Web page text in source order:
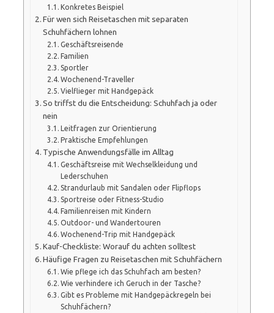
Konkretes Beispiel
Für wen sich Reisetaschen mit separaten
Schuhfächern lohnen
Geschäftsreisende
Familien
Sportler
Wochenend-Traveller
Vielflieger mit Handgepäck
So triffst du die Entscheidung: Schuhfach ja oder
nein
Leitfragen zur Orientierung
Praktische Empfehlungen
Typische Anwendungsfälle im Alltag
Geschäftsreise mit Wechselkleidung und
Lederschuhen
Strandurlaub mit Sandalen oder Flipflops
Sportreise oder Fitness-Studio
Familienreisen mit Kindern
Outdoor- und Wandertouren
Wochenend-Trip mit Handgepäck
Kauf-Checkliste: Worauf du achten solltest
Häufige Fragen zu Reisetaschen mit Schuhfächern
Wie pflege ich das Schuhfach am besten?
Wie verhindere ich Geruch in der Tasche?
Gibt es Probleme mit Handgepäckregeln bei
Schuhfächern?